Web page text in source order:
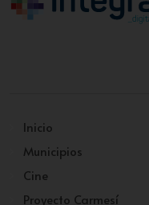
Inicio
Municipios
Cine
Proyecto Carmesí